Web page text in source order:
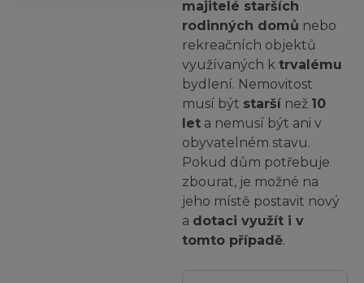
majitelé starších
rodinných domů nebo
rekreačních objektů
využívaných k trvalému
bydlení. Nemovitost
musí být starší než 10
let a nemusí být ani v
obyvatelném stavu.
Pokud dům potřebuje
zbourat, je možné na
jeho místě postavit nový
a dotaci využít i v
tomto případě.